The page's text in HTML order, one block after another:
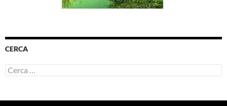
CERCA
Ricerca
per: